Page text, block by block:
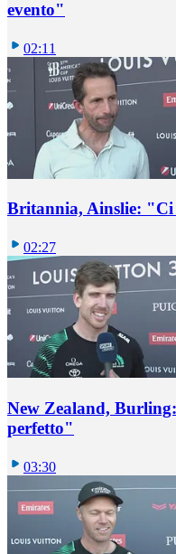
evento"
02:11
Britannia, Ainslie:
02:27
New Zealand,
perfetto"
03:30